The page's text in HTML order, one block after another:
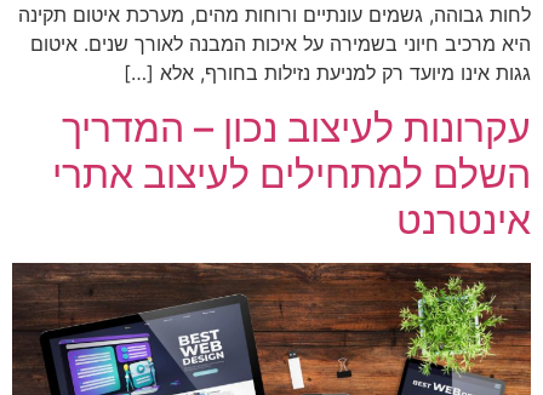
לחות גבוהה, גשמים עונתיים ורוחות מהים, מערכת איטום תקינה
היא מרכיב חיוני בשמירה על איכות המבנה לאורך שנים. איטום
גגות אינו מיועד רק למניעת נזילות בחורף, אלא […]
עקרונות לעיצוב נכון – המדריך
השלם למתחילים לעיצוב אתרי
אינטרנט